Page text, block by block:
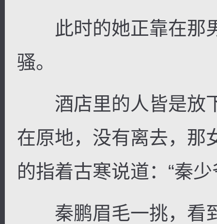
此时的她正靠在那
骚。
酒店里的人皆是放
在原地，没有离去，那
的指着古寒说道：“秦
秦鹏眉毛一挑，看